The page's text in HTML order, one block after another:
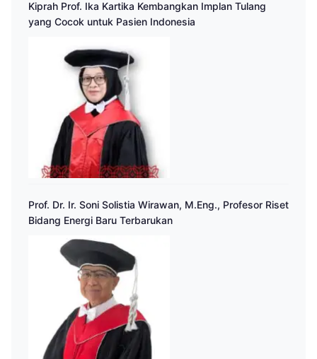
Kiprah Prof. Ika Kartika Kembangkan Implan Tulang
yang Cocok untuk Pasien Indonesia
Prof. Dr. Ir. Soni Solistia Wirawan, M.Eng., Profesor Riset
Bidang Energi Baru Terbarukan